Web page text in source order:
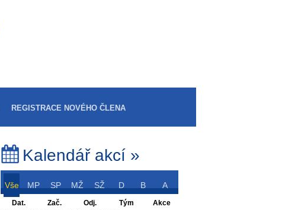
REGISTRACE NOVÉHO ČLENA
Kalendář akcí »
Vše MP SP MŽ SŽ D B A
Dat. Zač. Odj. Tým
Akce